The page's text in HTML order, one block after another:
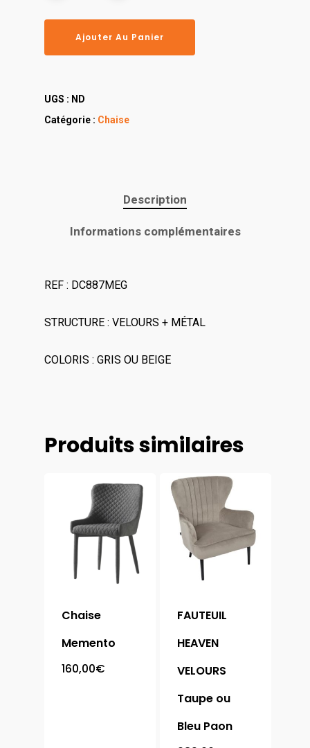
Ajouter Au Panier
UGS : ND
Catégorie : Chaise
Description
Informations complémentaires
REF : DC887MEG
STRUCTURE : VELOURS + MÉTAL
COLORIS : GRIS OU BEIGE
Produits similaires
Chaise
Memento
160,00€
FAUTEUIL
HEAVEN
VELOURS
Taupe ou
Bleu Paon